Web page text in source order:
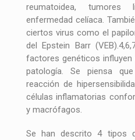
reumatoidea, tumores
enfermedad celíaca.
ciertos virus como el
del Epstein Barr
factores genéticos influyen
patología. Se piensa
reacción de
células inflamatorias
y macrófagos.
Se han descrito 4 tipos